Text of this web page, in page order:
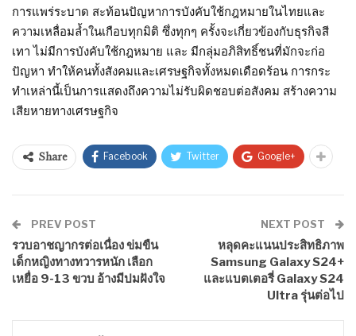
การแพร่ระบาด สะท้อนปัญหาการบังคับใช้กฎหมายในไทยและ
ความเหลื่อมล้ำในเกือบทุกมิติ ซึ่งทุกๆ ครั้งจะเกี่ยวข้องกับธุรกิจสี
เทา ไม่มีการบังคับใช้กฎหมาย และ มีกลุ่มอภิสิทธิ์ชนที่มักจะก่อ
ปัญหา ทำให้คนทั้งสังคมและเศรษฐกิจทั้งหมดเดือดร้อน การกระ
ทำเหล่านี้เป็นการแสดงถึงความไม่รับผิดชอบต่อสังคม สร้างความ
เสียหายทางเศรษฐกิจ
Share Facebook Twitter Google+
PREV POST
รวบอาชญากรต่อเนื่อง ข่มขืน
เด็กหญิงทางทวารหนัก เลือก
เหยื่อ 9-13 ขวบ อ้างมีปมฝังใจ
NEXT POST
หลุดคะแนนประสิทธิภาพ
Samsung Galaxy S24+
และแบตเตอรี่ Galaxy S24
Ultra รุ่นต่อไป